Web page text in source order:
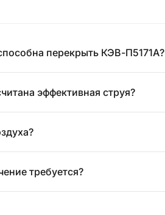
перекрыть КЭВ-П5171А?
эффективная струя?
требуется?